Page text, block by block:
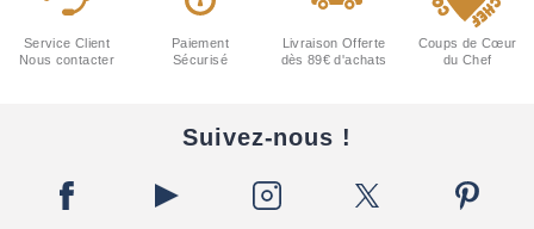
Service Client
Nous contacter
Paiement
Sécurisé
Livraison Offerte
dès 89€ d'achats
Coups de Cœur
du Chef
Suivez-nous !